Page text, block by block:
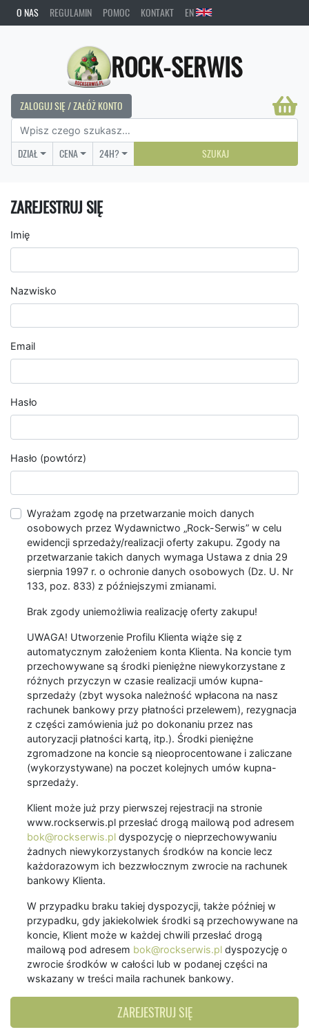
O NAS REGULAMIN POMOC KONTAKT EN
ROCK-SERWIS
ZALOGUJ SIĘ / ZAŁÓŻ KONTO
DZIAŁ CENA 24H? SZUKAJ
ZAREJESTRUJ SIĘ
Imię
Nazwisko
Email
Hasło
Hasło (powtórz)
Wyrażam zgodę na przetwarzanie moich danych
osobowych przez Wydawnictwo „Rock-Serwis” w celu
ewidencji sprzedaży/realizacji oferty zakupu. Zgody na
przetwarzanie takich danych wymaga Ustawa z dnia 29
sierpnia 1997 r. o ochronie danych osobowych (Dz. U. Nr
133, poz. 833) z późniejszymi zmianami.
Brak zgody uniemożliwia realizację oferty zakupu!
UWAGA! Utworzenie Profilu Klienta wiąże się z
automatycznym założeniem konta Klienta. Na koncie tym
przechowywane są środki pieniężne niewykorzystane z
różnych przyczyn w czasie realizacji umów kupna-
sprzedaży (zbyt wysoka należność wpłacona na nasz
rachunek bankowy przy płatności przelewem), rezygnacja
z części zamówienia już po dokonaniu przez nas
autoryzacji płatności kartą, itp.). Środki pieniężne
zgromadzone na koncie są nieoprocentowane i zaliczane
(wykorzystywane) na poczet kolejnych umów kupna-
sprzedaży.
Klient może już przy pierwszej rejestracji na stronie
www.rockserwis.pl przesłać drogą mailową pod adresem
bok@rockserwis.pl dyspozycję o nieprzechowywaniu
żadnych niewykorzystanych środków na koncie lecz
każdorazowym ich bezzwłocznym zwrocie na rachunek
bankowy Klienta.
W przypadku braku takiej dyspozycji, także później w
przypadku, gdy jakiekolwiek środki są przechowywane na
koncie, Klient może w każdej chwili przesłać drogą
mailową pod adresem bok@rockserwis.pl dyspozycję o
zwrocie środków w całości lub w podanej części na
wskazany w treści maila rachunek bankowy.
ZAREJESTRUJ SIĘ